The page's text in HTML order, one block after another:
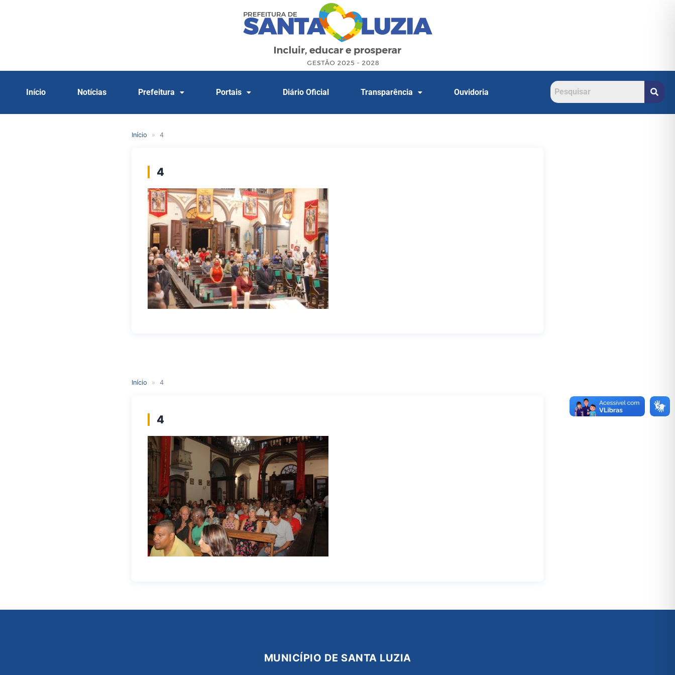
Início Notícias Prefeitura Portais Diário Oficial Transparência Ouvidoria
Início » 4
4
Início » 4
4
MUNICÍPIO DE SANTA LUZIA